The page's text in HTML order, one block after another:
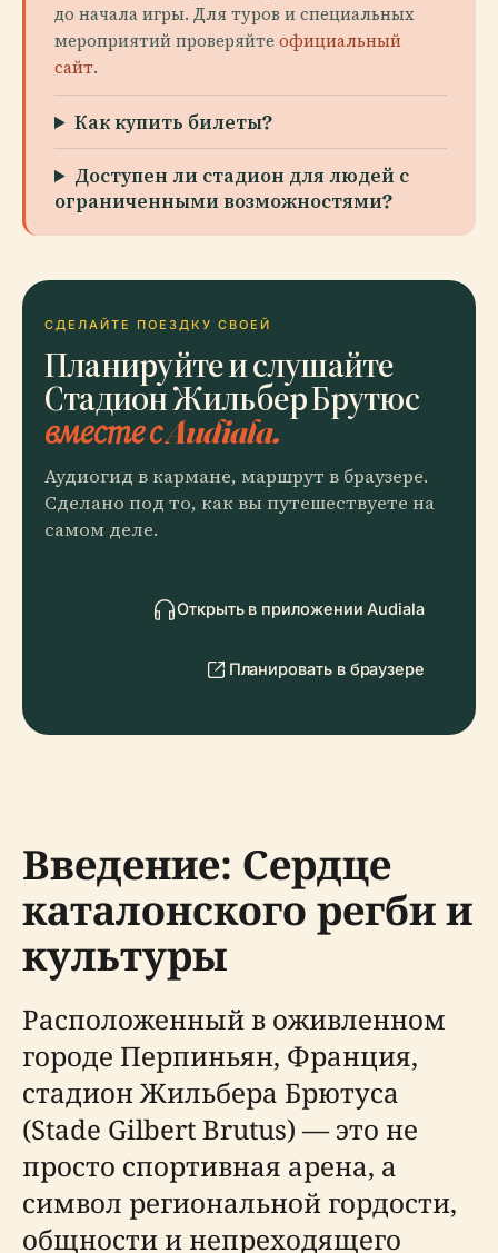
до начала игры. Для туров и специальных
мероприятий проверяйте официальный
сайт.
Как купить билеты?
Доступен ли стадион для людей с
ограниченными возможностями?
СДЕЛАЙТЕ ПОЕЗДКУ СВОЕЙ
Планируйте и слушайте
Стадион Жильбер Брутюс
вместе с Audiala.
Аудиогид в кармане, маршрут в браузере.
Сделано под то, как вы путешествуете на
самом деле.
Открыть в приложении Audiala
Планировать в браузере
Введение: Сердце
каталонского регби и
культуры
Расположенный в оживленном
городе Перпиньян, Франция,
стадион Жильбера Брютуса
(Stade Gilbert Brutus) — это не
просто спортивная арена, а
символ региональной гордости,
общности и непреходящего